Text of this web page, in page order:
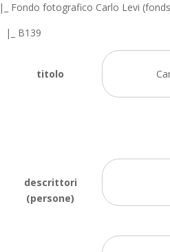
|_ Fondo fotografico Carlo Levi
|_ B139
titolo
descrittori
(persone)